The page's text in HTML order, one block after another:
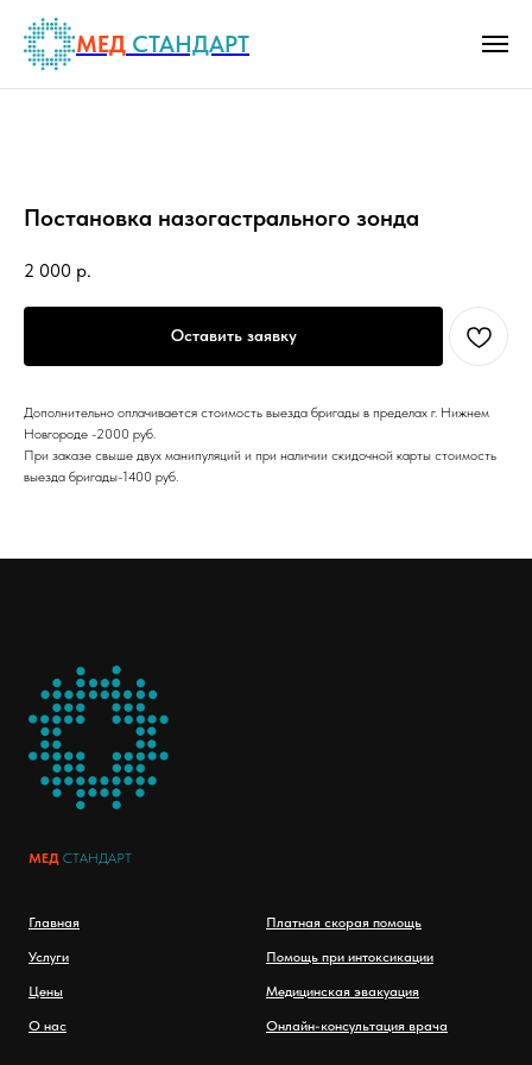
МЕД СТАНДАРТ
Постановка назогастрального зонда
2 000 р.
Оставить заявку
Дополнительно оплачивается стоимость выезда бригады в пределах г. Нижнем
Новгороде -2000 руб.
При заказе свыше двух манипуляций и при наличии скидочной карты стоимость
выезда бригады-1400 руб.
МЕД СТАНДАРТ
Главная
Услуги
Цены
О нас
Платная скорая помощь
Помощь при интоксикации
Медицинская эвакуация
Онлайн-консультация врача